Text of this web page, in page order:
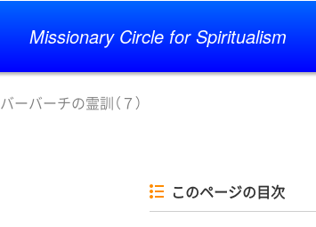
Missionary Circle for Spiritualism
バーチの霊訓（７）
このページの目次